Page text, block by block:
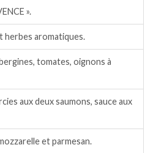
».
herbes aromatiques.
tomates, oignons à
aux deux saumons, sauce aux
et parmesan.